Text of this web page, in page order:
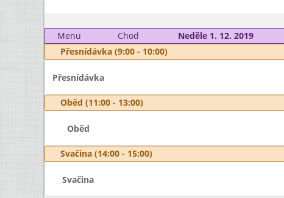
Menu
Chod
Neděle 1. 12. 2019
Přesnídávka (9:00 - 10:00)
Přesnídávka
Oběd (11:00 - 13:00)
Oběd
Svačina (14:00 - 15:00)
Svačina